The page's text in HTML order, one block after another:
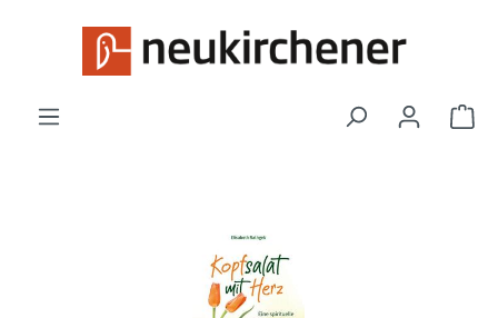
Zum Hauptinhalt springen